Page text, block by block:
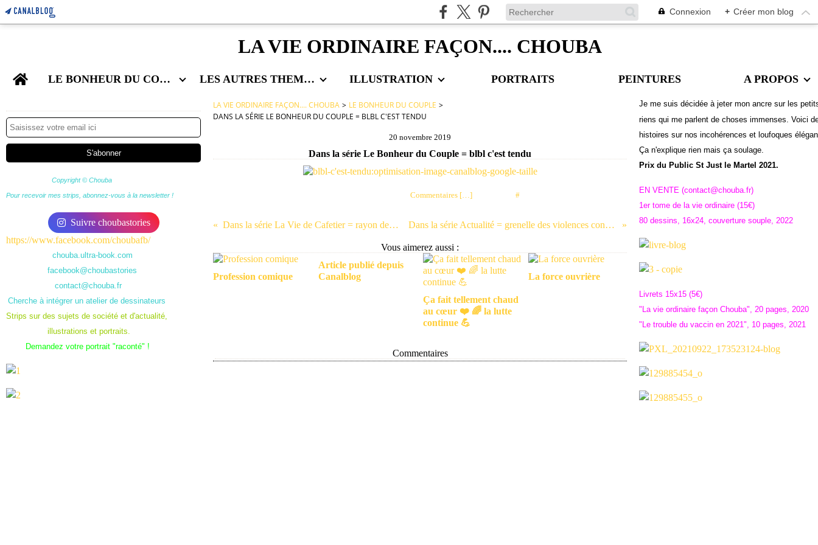
Connexion + Créer mon blog
LA VIE ORDINAIRE FAÇON.... CHOUBA
Home LE BONHEUR DU COUPLE LES AUTRES THEMES ILLUSTRATION PORTRAITS PEINTURES
A PROPOS
Copyright © Chouba
Pour recevoir mes strips, abonnez-vous à la newsletter !
Suivre choubastories
https://www.facebook.com/choubafb/
chouba.ultra-book.com
facebook@choubastories
contact@chouba.fr
Cherche à intégrer un atelier de dessinateurs
Strips sur des sujets de société et d'actualité,
illustrations et portraits.
Demandez votre portrait "raconté" !
LA VIE ORDINAIRE FAÇON.... CHOUBA > LE BONHEUR DU COUPLE >
DANS LA SÉRIE LE BONHEUR DU COUPLE = BLBL C'EST TENDU
20 novembre 2019
Dans la série Le Bonheur du Couple = blbl c'est tendu
Commentaires […] #
Dans la série La Vie de Cafetier = rayon de soleil Dans la série Actualité = grenelle des violences conjugales
Vous aimerez aussi :
Profession comique
Article publié depuis
Canalblog
Ça fait tellement chaud
au cœur ❤️ 🌈 la lutte
continue 💪
La force ouvrière
Commentaires
Je me suis décidée à jeter mon ancre sur les
riens qui me parlent de choses immenses. Voici
histoires sur nos incohérences et loufoques
Ça n'explique rien mais ça soulage.
Prix du Public St Just le Martel 2021.
EN VENTE (contact@chouba.fr)
1er tome de la vie ordinaire (15€)
80 dessins, 16x24, couverture souple, 2022
Livrets 15x15 (5€)
"La vie ordinaire façon Chouba", 20 pages, 2020
"Le trouble du vaccin en 2021", 10 pages, 2021